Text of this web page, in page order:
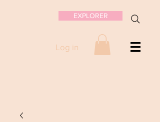
EXPLORER
Log in